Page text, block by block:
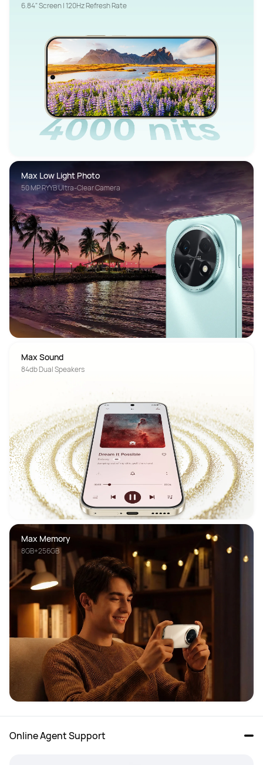
6.84" Screen | 120Hz Refresh Rate
Max Low Light Photo
50 MP RYYB Ultra-Clear Camera
Max Sound
84db Dual Speakers
Max Memory
8GB+256GB
Online Agent Support